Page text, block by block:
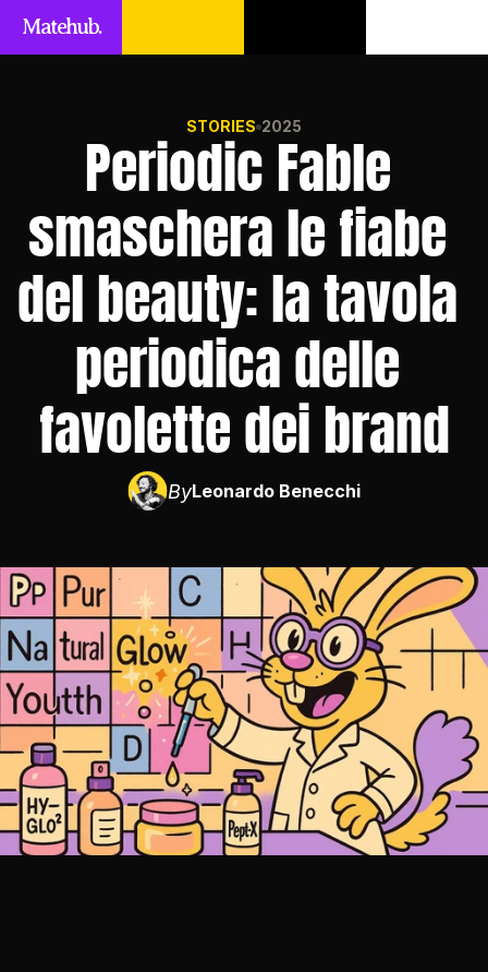
STORIES 2025
Periodic Fable
smaschera le fiabe
del beauty: la tavola
periodica delle
favolette dei brand
ByLeonardo Benecchi
Matehub.